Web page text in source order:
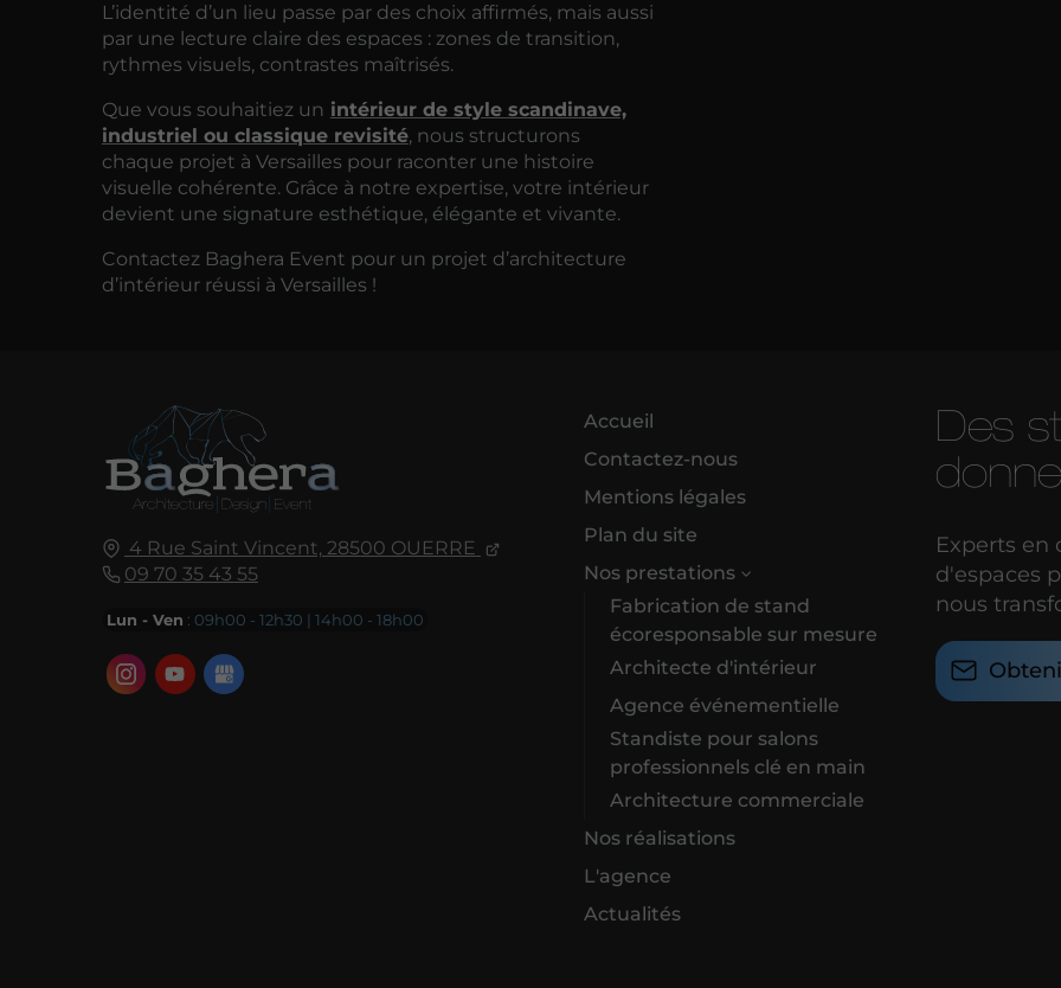
L’identité d’un lieu passe par des choix affirmés, mais aussi
par une lecture claire des espaces : zones de transition,
rythmes visuels, contrastes maîtrisés.
Que vous souhaitiez un intérieur de style scandinave,
industriel ou classique revisité, nous structurons
chaque projet à Versailles pour raconter une histoire
visuelle cohérente. Grâce à notre expertise, votre intérieur
devient une signature esthétique, élégante et vivante.
Contactez Baghera Event pour un projet d’architecture
d’intérieur réussi à Versailles !
4 Rue Saint Vincent, 28500 OUERRE
09 70 35 43 55
Lun - Ven : 09h00 - 12h30 | 14h00 - 18h00
Accueil
Contactez-nous
Mentions légales
Plan du site
Nos prestations
Fabrication de stand
écoresponsable sur mesure
Architecte d'intérieur
Agence événementielle
Standiste pour salons
professionnels clé en main
Architecture commerciale
Nos réalisations
L'agence
Actualités
Des
Experts en
d'espaces
nous